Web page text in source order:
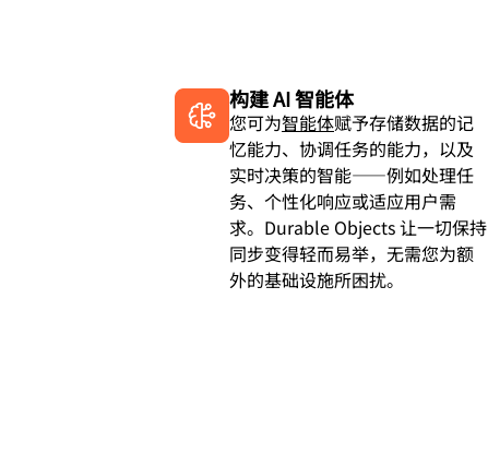
构建 AI 智能体
您可为智能体赋予存储数据的记
忆能力、协调任务的能力，以及
实时决策的智能——例如处理任
务、个性化响应或适应用户需
求。Durable Objects 让一切保持
同步变得轻而易举，无需您为额
外的基础设施所困扰。